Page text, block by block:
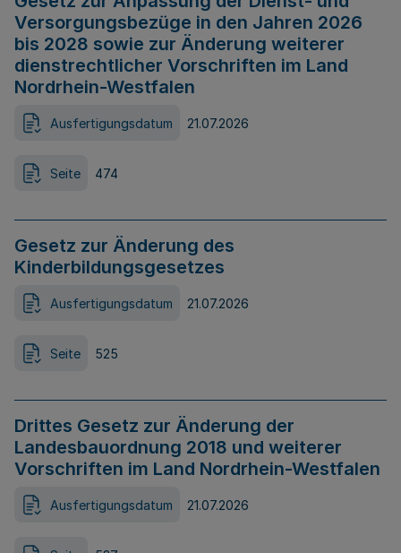
Versorgungsbezüge in den Jahren 2026
bis 2028 sowie zur Änderung weiterer
dienstrechtlicher Vorschriften im Land
Nordrhein-Westfalen
Ausfertigungsdatum 21.07.2026
Seite 474
Gesetz zur Änderung des
Kinderbildungsgesetzes
Ausfertigungsdatum 21.07.2026
Seite 525
Drittes Gesetz zur Änderung der
Landesbauordnung 2018 und weiterer
Vorschriften im Land Nordrhein-Westfalen
Ausfertigungsdatum 21.07.2026